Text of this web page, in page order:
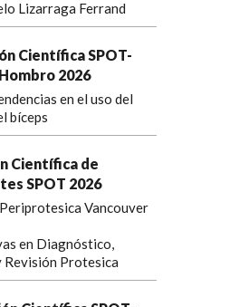
Lizarraga Ferrand
Científica SPOT-
2026
en el uso del
bíceps
Científica de
SPOT 2026
Vancouver
en Diagnóstico,
Revisión Protesica